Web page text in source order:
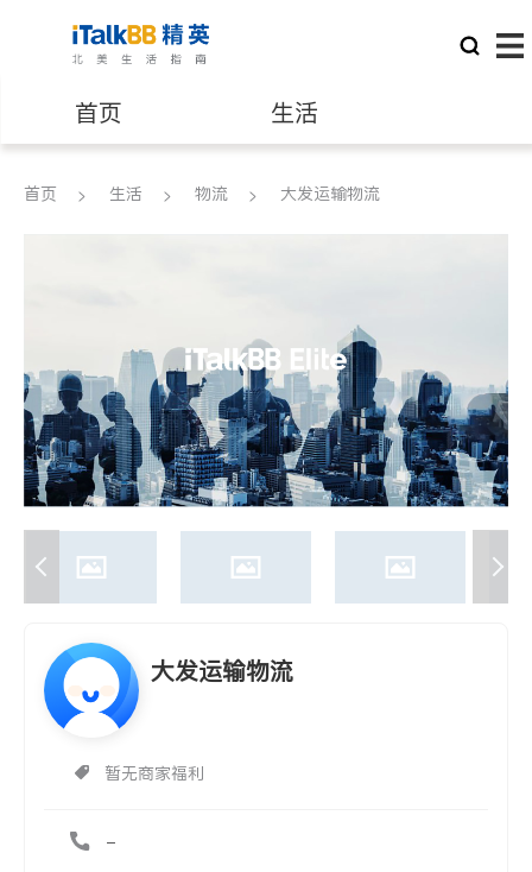
首页 生活
医生 律师
养老 非盈利组织
首页 生活 物流 大发运输物流
大发运输物流
暂无商家福利
-